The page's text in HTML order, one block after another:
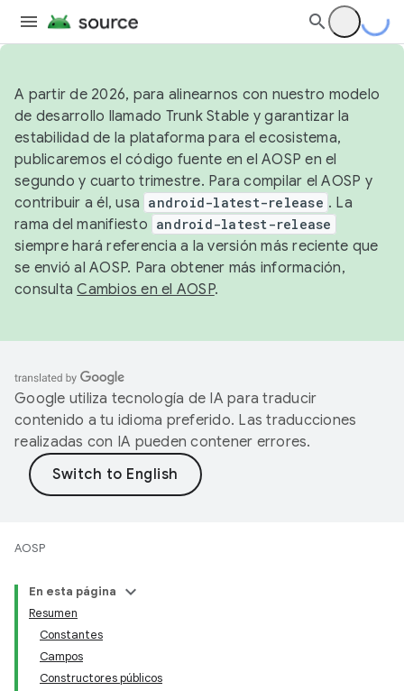
A partir de 2026, para alinearnos con nuestro modelo
de desarrollo llamado Trunk Stable y garantizar la
estabilidad de la plataforma para el ecosistema,
publicaremos el código fuente en el AOSP en el
segundo y cuarto trimestre. Para compilar el AOSP y
contribuir a él, usa android-latest-release . La
rama del manifiesto android-latest-release
siempre hará referencia a la versión más reciente que
se envió al AOSP. Para obtener más información,
consultaCambios en el AOSP.
Google utiliza tecnología de IA para traducir
contenido a tu idioma preferido. Las traducciones
realizadas con IA pueden contener errores.
AOSP
En esta página
Resumen
Constantes
Campos
Constructores públicos